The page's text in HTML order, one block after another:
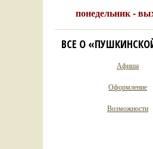
понедельник -
ВСЕ О
Афиша
Оформление
Возможности